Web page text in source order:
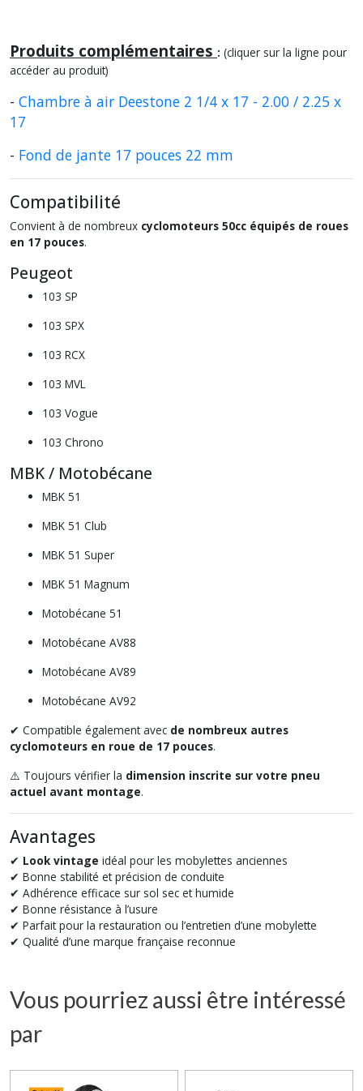
Produits complémentaires : (cliquer sur la ligne pour
accéder au produit)
- Chambre à air Deestone 2 1/4 x 17 - 2.00 / 2.25 x
17
- Fond de jante 17 pouces 22 mm
Compatibilité
Convient à de nombreux cyclomoteurs 50cc équipés de roues
en 17 pouces.
Peugeot
103 SP
103 SPX
103 RCX
103 MVL
103 Vogue
103 Chrono
MBK / Motobécane
MBK 51
MBK 51 Club
MBK 51 Super
MBK 51 Magnum
Motobécane 51
Motobécane AV88
Motobécane AV89
Motobécane AV92
✔ Compatible également avec de nombreux autres
cyclomoteurs en roue de 17 pouces.
⚠️ Toujours vérifier la dimension inscrite sur votre pneu
actuel avant montage.
Avantages
✔ Look vintage idéal pour les mobylettes anciennes
✔ Bonne stabilité et précision de conduite
✔ Adhérence efficace sur sol sec et humide
✔ Bonne résistance à l’usure
✔ Parfait pour la restauration ou l’entretien d’une mobylette
✔ Qualité d’une marque française reconnue
Vous pourriez aussi être intéressé
par